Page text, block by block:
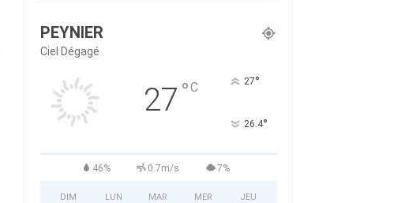
PEYNIER
Ciel Dégagé
27 °C 27°
26.4°
46% 0.7m/s 7%
DIM LUN MAR MER JEU